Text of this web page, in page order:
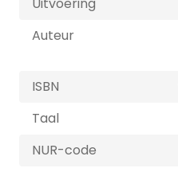
Auteur
ISBN
Taal
NUR-code